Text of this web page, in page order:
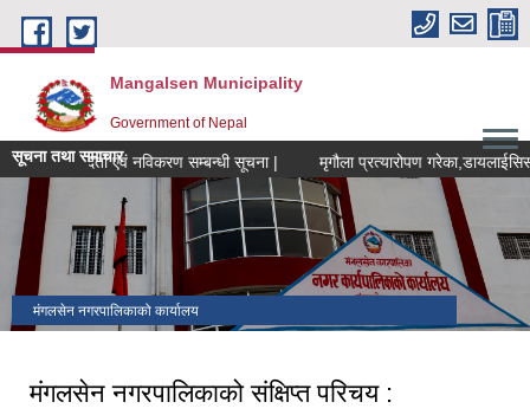
Skip to main content
Mangalsen Municipality
Government of Nepal
सूचना तथा समाचार
समुह नयाँ दर्ता एवं नविकरण सम्बन्धी सूचना |
मंगलसेन नगरपालिकाको कार्यालय
मंगलसेन नगरपालिकाको संक्षिप्त परिचय :